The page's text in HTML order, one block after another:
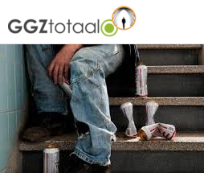
over GGZTotaal abonneren
Home Nieuws